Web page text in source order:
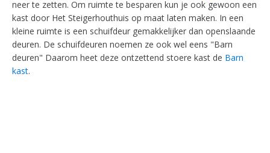
neer te zetten. Om ruimte te besparen kun je ook gewoon een
kast door Het Steigerhouthuis op maat laten maken. In een
kleine ruimte is een schuifdeur gemakkelijker dan openslaande
deuren. De schuifdeuren noemen ze ook wel eens "Barn
deuren" Daarom heet deze ontzettend stoere kast de Barn
kast.